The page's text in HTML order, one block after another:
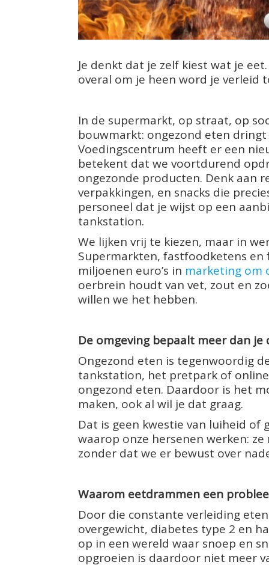
Je denkt dat je zelf kiest wat je
overal om je heen word je verleid
In de supermarkt, op straat, op
bouwmarkt: ongezond eten
Voedingscentrum heeft er een
betekent dat we voortdurend
ongezonde producten. Denk aan
verpakkingen, en snacks die
personeel dat je wijst op een
tankstation.
We lijken vrij te kiezen, maar in
Supermarkten, fastfoodketens
miljoenen euro’s in marketing om
oerbrein houdt van vet, zout en
willen we het hebben.
De omgeving bepaalt meer dan je
Ongezond eten is tegenwoordig
tankstation, het pretpark of
ongezond eten. Daardoor is het
maken, ook al wil je dat graag.
Dat is geen kwestie van luiheid of
waarop onze hersenen werken:
zonder dat we er bewust over
Waarom eetdrammen een
Door die constante verleiding
overgewicht, diabetes type 2 en
op in een wereld waar snoep en
opgroeien is daardoor niet meer